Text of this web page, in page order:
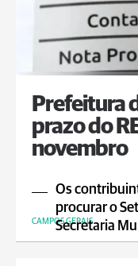
Prefeitura
prazo do
novembro
Os
procurar o
Secretaria
CAMPOS GERAIS